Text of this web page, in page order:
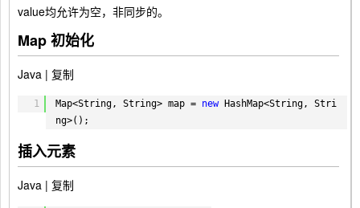
value均允许为空，非同步的。
Map 初始化
Java | 复制
1 Map<String, String> map = new
HashMap<String, Stri
ng>();
插入元素
Java | 复制